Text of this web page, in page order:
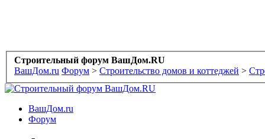
Строительный форум ВашДом.RU
ВашДом.ru Форум > Строительство домов и коттеджей >
ВашДом.ru
Форум